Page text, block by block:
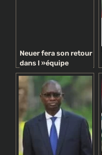
Neuer fera son retour
dans l »équipe
d’Allemagne samedi
contre l’Autriche